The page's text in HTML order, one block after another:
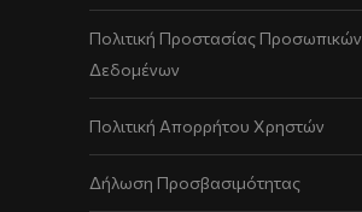
Πολιτική Προστασίας Προσωπικών
Δεδομένων
Πολιτική Απορρήτου Χρηστών
Δήλωση Προσβασιμότητας